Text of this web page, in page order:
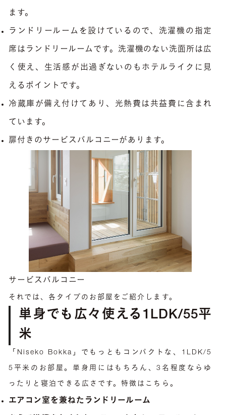
ます。
ランドリールームを設けているので、洗濯機の指定
席はランドリールームです。洗濯機のない洗面所は広
く使え、生活感が出過ぎないのもホテルライクに見
えるポイントです。
冷蔵庫が備え付けてあり、光熱費は共益費に含まれ
ています。
扉付きのサービスバルコニーがあります。
サービスバルコニー
それでは、各タイプのお部屋をご紹介します。
単身でも広々使える1LDK/55平
米
「Niseko Bokka」でもっともコンパクトな、1LDK/5
5平米のお部屋。単身用にはもちろん、3名程度ならゆ
ったりと寝泊できる広さです。特徴はこちら。
エアコン室を兼ねたランドリールーム